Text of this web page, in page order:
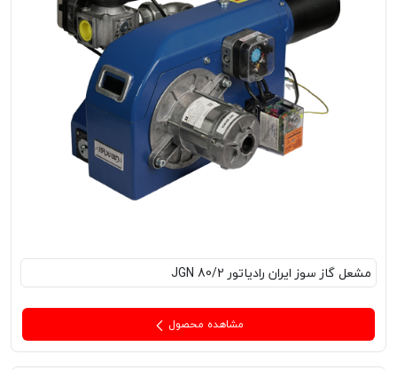
مشعل‌ گاز سوز ایران رادیاتور JGN 80/2
مشاهده محصول